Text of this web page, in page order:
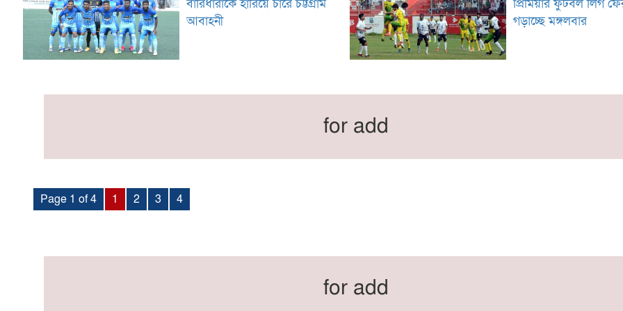
বারিধারাকে হারিয়ে চারে চট্টগ্রাম
আবাহনী
প্রিমিয়ার ফুটবল লিগ
গড়াচ্ছে মঙ্গলবার
for add
Page 1 of 4 1 2 3 4
for add